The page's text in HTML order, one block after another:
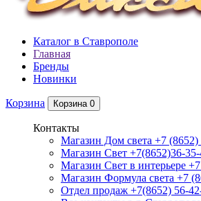
Каталог в Ставрополе
Главная
Бренды
Новинки
Корзина Корзина 0
Контакты
Магазин Дом света +7 (8652)
Магазин Свет +7(8652)36-
Магазин Свет в интерьере
Магазин Формула света +7
Отдел продаж +7(8652) 56-